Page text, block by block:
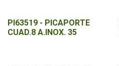
PI63519 - PICAPORTE
CUAD.8 A.INOX. 35